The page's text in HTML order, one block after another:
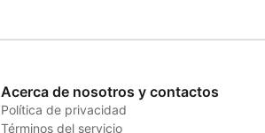
Acerca de nosotros y contactos
Política de privacidad
Términos del servicio